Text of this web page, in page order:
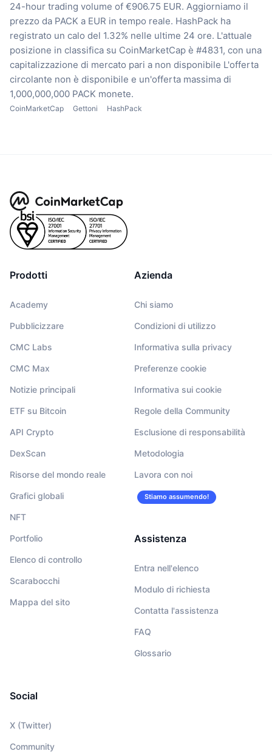
24-hour trading volume of €906.75 EUR. Aggiorniamo il
prezzo da PACK a EUR in tempo reale. HashPack ha
registrato un calo del 1.32% nelle ultime 24 ore. L'attuale
posizione in classifica su CoinMarketCap è #4831, con una
capitalizzazione di mercato pari a non disponibile L'offerta
circolante non è disponibile e un'offerta massima di
1,000,000,000 PACK monete.
CoinMarketCap Gettoni HashPack
Prodotti
Academy
Pubblicizzare
CMC Labs
CMC Max
Notizie principali
ETF su Bitcoin
API Crypto
DexScan
Risorse del mondo reale
Grafici globali
NFT
Portfolio
Elenco di controllo
Scarabocchi
Mappa del sito
Azienda
Chi siamo
Condizioni di utilizzo
Informativa sulla privacy
Preferenze cookie
Informativa sui cookie
Regole della Community
Esclusione di responsabilità
Metodologia
Lavora con noi
Stiamo assumendo!
Assistenza
Entra nell'elenco
Modulo di richiesta
Contatta l'assistenza
FAQ
Glossario
Social
X (Twitter)
Community